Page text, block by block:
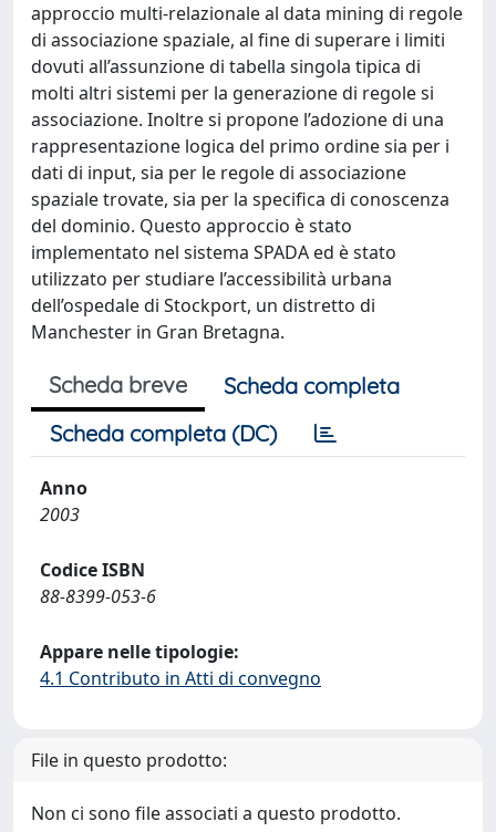
approccio multi-relazionale al data mining di regole
di associazione spaziale, al fine di superare i limiti
dovuti all’assunzione di tabella singola tipica di
molti altri sistemi per la generazione di regole si
associazione. Inoltre si propone l’adozione di una
rappresentazione logica del primo ordine sia per i
dati di input, sia per le regole di associazione
spaziale trovate, sia per la specifica di conoscenza
del dominio. Questo approccio è stato
implementato nel sistema SPADA ed è stato
utilizzato per studiare l’accessibilità urbana
dell’ospedale di Stockport, un distretto di
Manchester in Gran Bretagna.
Scheda breve
Scheda completa
Scheda completa (DC)
Anno
2003
Codice ISBN
88-8399-053-6
Appare nelle tipologie:
4.1 Contributo in Atti di convegno
File in questo prodotto:
Non ci sono file associati a questo prodotto.